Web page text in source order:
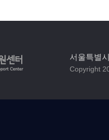
서울특별
Copyright